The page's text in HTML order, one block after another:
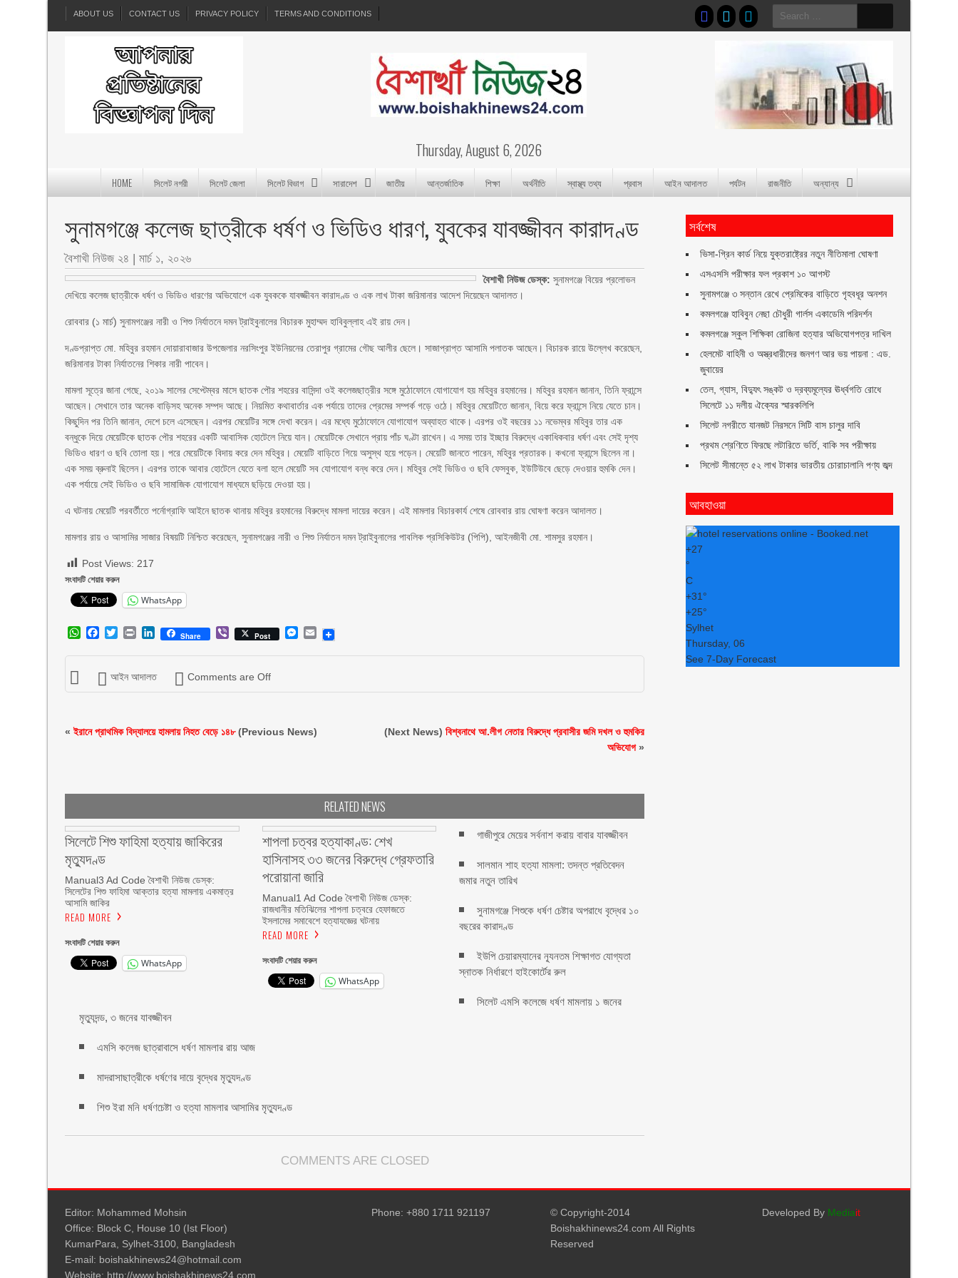
ABOUT US CONTACT US PRIVACY POLICY TERMS AND CONDITIONS
Search
for:
Thursday, August 6, 2026
HOME সিলেট নগরী সিলেট জেলা সিলেট বিভাগ সারাদেশ জাতীয় আন্তর্জাতিক শিক্ষা অর্থনীতি স্বাস্থ্য তথ্য প্রবাস আইন আদালত পর্যটন রাজনীতি অন্যান্য
সুনামগঞ্জে কলেজ ছাত্রীকে ধর্ষণ ও ভিডিও ধারণ, যুবকের যাবজ্জীবন কারাদণ্ড
বৈশাখী নিউজ ২৪ |মার্চ ১, ২০২৬
বৈশাখী নিউজ ডেস্ক: সুনামগঞ্জে বিয়ের প্রলোভন
দেখিয়ে কলেজ ছাত্রীকে ধর্ষণ ও ভিডিও ধারণের অভিযোগে এক যুবককে যাবজ্জীবন কারাদণ্ড ও এক লাখ টাকা জরিমানার আদেশ দিয়েছেন আদালত।
রোববার (১ মার্চ) সুনামগঞ্জের নারী ও শিশু নির্যাতনে দমন ট্রাইবুনালের বিচারক মুহাম্মদ হাবিবুল্লাহ এই রায় দেন।
দণ্ডপ্রাপ্ত মো. মহিবুর রহমান দোয়ারাবাজার উপজেলার নরসিংপুর ইউনিয়নের তেরাপুর গ্রামের গৌছ আলীর ছেলে। সাজাপ্রাপ্ত আসামি পলাতক আছেন। বিচারক রায়ে উল্লেখ করেছেন,
জরিমানার টাকা নির্যাতনের শিকার নারী পাবেন।
মামলা সূত্রে জানা গেছে, ২০১৯ সালের সেপ্টেম্বর মাসে ছাতক পৌর শহরের বাসিন্দা ওই কলেজছাত্রীর সঙ্গে মুঠোফোনে যোগাযোগ হয় মহিবুর রহমানের। মহিবুর রহমান জানান, তিনি ফ্রান্সে
আছেন। সেখানে তার অনেক বাড়িসহ অনেক সম্পদ আছে। নিয়মিত কথাবার্তার এক পর্যায়ে তাদের প্রেমের সম্পর্ক গড়ে ওঠে। মহিবুর মেয়েটিতে জানান, বিয়ে করে ফ্রান্সে নিয়ে যেতে চান।
কিছুদিন পর তিনি জানান, দেশে চলে এসেছেন। এরপর মেয়েটির সঙ্গে দেখা করেন। এর মধ্যে মুঠোফোনে যোগাযোগ অব্যাহত থাকে। এরপর ওই বছরের ১১ নভেম্বর মহিবুর তার এক
বন্ধুকে দিয়ে মেয়েটিকে ছাতক পৌর শহরের একটি আবাসিক হোটেলে নিয়ে যান। মেয়েটিকে সেখানে প্রায় পাঁচ ঘণ্টা রাখেন। এ সময় তার ইচ্ছার বিরুদ্ধে একাধিকবার ধর্ষণ এবং সেই দৃশ্য
ভিডিও ধারণ ও ছবি তোলা হয়। পরে মেয়েটিকে বিদায় করে দেন মহিবুর। মেয়েটি বাড়িতে গিয়ে অসুস্থ হয়ে পড়েন। মেয়েটি জানতে পারেন, মহিবুর প্রতারক। কখনো ফ্রান্সে ছিলেন না।
এক সময় ব্রুনাই ছিলেন। এরপর তাকে আবার হোটেলে যেতে বলা হলে মেয়েটি সব যোগাযোগ বন্ধ করে দেন। মহিবুর সেই ভিডিও ও ছবি ফেসবুক, ইউটিউবে ছেড়ে দেওয়ার হুমকি দেন।
এক পর্যায়ে সেই ভিডিও ও ছবি সামাজিক যোগাযোগ মাধ্যমে ছড়িয়ে দেওয়া হয়।
এ ঘটনায় মেয়েটি পরবর্তীতে পর্নোগ্রাফি আইনে ছাতক থানায় মহিবুর রহমানের বিরুদ্ধে মামলা দায়ের করেন। এই মামলার বিচারকার্য শেষে রোববার রায় ঘোষণা করেন আদালত।
মামলার রায় ও আসামির সাজার বিষয়টি নিশ্চিত করেছেন, সুনামগঞ্জের নারী ও শিশু নির্যাতন দমন ট্রাইবুনালের পাবলিক প্রসিকিউটর (পিপি), আইনজীবী মো. শামসুর রহমান।
Post Views: 217
সংবাদটি শেয়ার করুন
WhatsApp
WhatsApp
Facebook
Twitter
Print LinkedIn
Share ViberPost Messenger
Email
আইন আদালত Comments are Off
«ইরানে প্রাথমিক বিদ্যালয়ে হামলায় নিহত বেড়ে ১৪৮(Previous News) (Next News)বিশ্বনাথে আ.লীগ নেতার বিরুদ্ধে প্রবাসীর জমি দখল ও হুমকির
অভিযোগ»
RELATED NEWS
সিলেটে শিশু ফাহিমা হত্যায় জাকিরের
মৃত্যুদণ্ড
Manual3 Ad Code বৈশাখী নিউজ ডেস্ক:
সিলেটের শিশু ফাহিমা আক্তার হত্যা মামলায় একমাত্র
আসামি জাকির
READ MORE
সংবাদটি শেয়ার করুন
WhatsApp
শাপলা চত্বর হত্যাকাণ্ড: শেখ
হাসিনাসহ ৩৩ জনের বিরুদ্ধে গ্রেফতারি
পরোয়ানা জারি
Manual1 Ad Code বৈশাখী নিউজ ডেস্ক:
রাজধানীর মতিঝিলের শাপলা চত্বরে হেফাজতে
ইসলামের সমাবেশে হত্যাযজ্ঞের ঘটনায়
READ MORE
সংবাদটি শেয়ার করুন
WhatsApp
গাজীপুরে মেয়ের সর্বনাশ করায় বাবার যাবজ্জীবন
সালমান শাহ হত্যা মামলা: তদন্ত প্রতিবেদন
জমার নতুন তারিখ
সুনামগঞ্জে শিশুকে ধর্ষণ চেষ্টার অপরাধে বৃদ্ধের ১০
বছরের কারাদণ্ড
ইউপি চেয়ারম্যানের ন্যূনতম শিক্ষাগত যোগ্যতা
স্নাতক নির্ধারণে হাইকোর্টের রুল
সিলেট এমসি কলেজে ধর্ষণ মামলায় ১ জনের
মৃত্যুদন্ড, ৩ জনের যাবজ্জীবন
এমসি কলেজ ছাত্রাবাসে ধর্ষণ মামলার রায় আজ
মাদরাসাছাত্রীকে ধর্ষণের দায়ে বৃদ্ধের মৃত্যুদণ্ড
শিশু ইরা মনি ধর্ষণচেষ্টা ও হত্যা মামলার আসামির মৃত্যুদণ্ড
COMMENTS ARE CLOSED
সর্বশেষ
ভিসা-গ্রিন কার্ড নিয়ে যুক্তরাষ্ট্রের নতুন নীতিমালা ঘোষণা
এসএসসি পরীক্ষার ফল প্রকাশ ১০ আগস্ট
সুনামগঞ্জে ৩ সন্তান রেখে প্রেমিকের বাড়িতে গৃহবধূর অনশন
কমলগঞ্জে হাবিবুন নেছা চৌধুরী গার্লস একাডেমি পরিদর্শন
কমলগঞ্জে স্কুল শিক্ষিকা রোজিনা হত্যার অভিযোগপত্র দাখিল
হেলমেট বাহিনী ও অস্ত্রধারীদের জনগণ আর ভয় পায়না : এড.
জুবায়ের
তেল, গ্যাস, বিদ্যুৎ সঙ্কট ও দ্রব্যমূল্যের ঊর্ধ্বগতি রোধে
সিলেটে ১১ দলীয় ঐক্যের স্মারকলিপি
সিলেট নগরীতে যানজট নিরসনে সিটি বাস চালুর দাবি
প্রথম শ্রেণিতে ফিরছে লটারিতে ভর্তি, বাকি সব পরীক্ষায়
সিলেট সীমান্তে ৫২ লাখ টাকার ভারতীয় চোরাচালানি পণ্য জব্দ
আবহাওয়া
+27
°
C
+31°
+25°
Sylhet
Thursday, 06
See 7-Day Forecast
Editor: Mohammed Mohsin
Office: Block C, House 10 (Ist Floor)
KumarPara, Sylhet-3100, Bangladesh
E-mail: boishakhinews24@hotmail.com
Website: http://www.boishakhinews24.com
Phone: +880 1711 921197
© Copyright-2014
Boishakhinews24.com All Rights
Reserved
Developed By Mediait